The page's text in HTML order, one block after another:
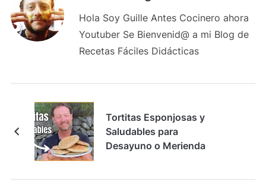
Hola Soy Guille Antes Cocinero ahora
Youtuber Se Bienvenid@ a mi Blog de
Recetas Fáciles Didácticas
Tortitas Esponjosas y
Saludables para
Desayuno o Merienda